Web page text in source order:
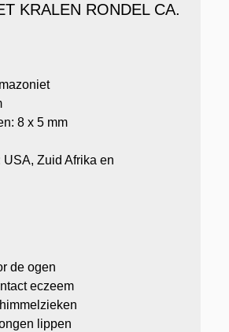
KRALEN RONDEL CA.
8 x 5 mm
Zuid Afrika en
de ogen
eczeem
lippen